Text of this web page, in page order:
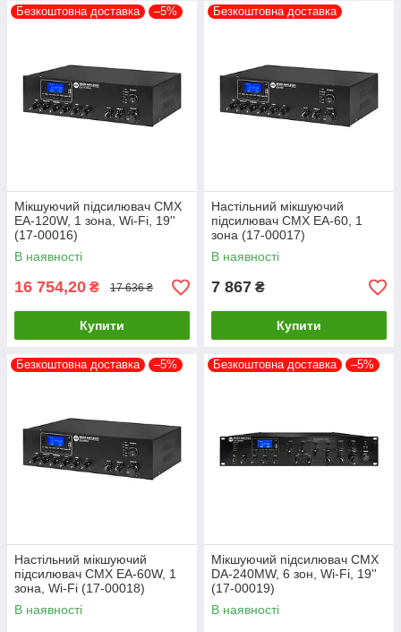
Безкоштовна доставка –5%
Мікшуючий підсилювач CMX
EA-120W, 1 зона, Wi-Fi, 19''
(17-00016)
В наявності
16 754,20 ₴ 17 636 ₴
Купити
Безкоштовна доставка
Настільний мікшуючий
підсилювач CMX EA-60, 1
зона (17-00017)
В наявності
7 867 ₴
Купити
Безкоштовна доставка –5%
Настільний мікшуючий
підсилювач CMX EA-60W, 1
зона, Wi-Fi (17-00018)
В наявності
Безкоштовна доставка –5%
Мікшуючий підсилювач CMX
DA-240MW, 6 зон, Wi-Fi, 19''
(17-00019)
В наявності